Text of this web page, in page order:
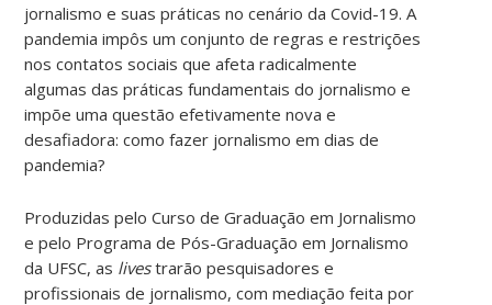
jornalismo e suas práticas no cenário da Covid-19. A
pandemia impôs um conjunto de regras e restrições
nos contatos sociais que afeta radicalmente
algumas das práticas fundamentais do jornalismo e
impõe uma questão efetivamente nova e
desafiadora: como fazer jornalismo em dias de
pandemia?
Produzidas pelo Curso de Graduação em Jornalismo
e pelo Programa de Pós-Graduação em Jornalismo
da UFSC, as livestrarão pesquisadores e
profissionais de jornalismo, com mediação feita por